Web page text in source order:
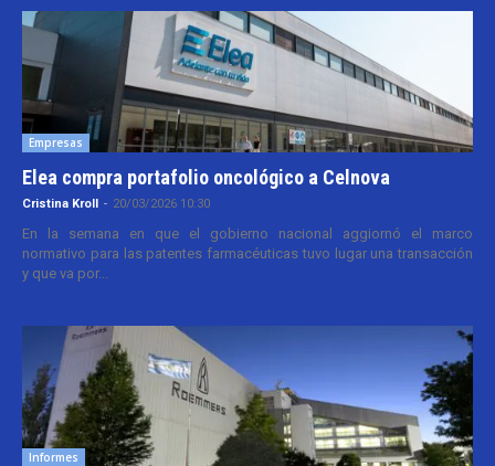
Empresas
Elea compra portafolio oncológico a Celnova
Cristina Kroll - 20/03/2026 10:30
En la semana en que el gobierno nacional aggiornó el marco
normativo para las patentes farmacéuticas tuvo lugar una transacción
y que va por...
Informes